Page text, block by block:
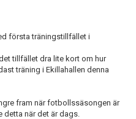
första träningstillfället i
tillfället dra lite kort om hur
träning i Ekillahallen denna
fram när fotbollssäsongen är
detta när det är dags.